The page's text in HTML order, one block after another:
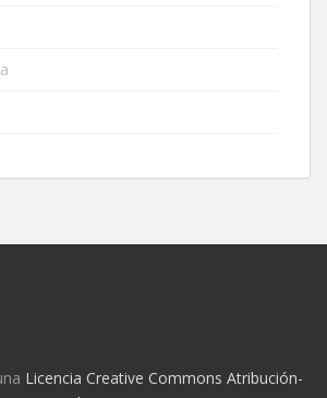
Licencia Creative Commons Atribución-